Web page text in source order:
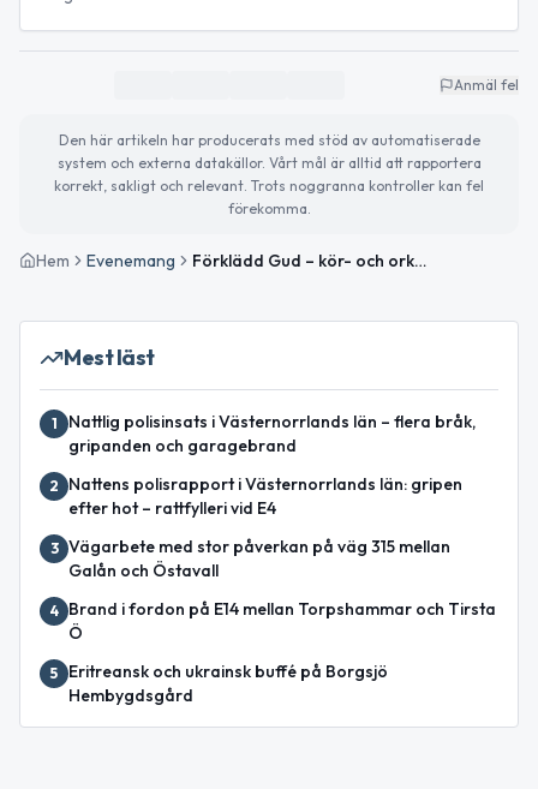
Anmäl fel
Den här artikeln har producerats med stöd av automatiserade
system och externa datakällor. Vårt mål är alltid att rapportera
korrekt, sakligt och relevant. Trots noggranna kontroller kan fel
förekomma.
Hem Evenemang Förklädd Gud – kör- och orkesterkonsert
Mest läst
1
Nattlig polisinsats i Västernorrlands län – flera bråk,
gripanden och garagebrand
2
Nattens polisrapport i Västernorrlands län: gripen
efter hot – rattfylleri vid E4
3 Vägarbete med stor påverkan på väg 315 mellan
Galån och Östavall
4
Brand i fordon på E14 mellan Torpshammar och Tirsta
Ö
5
Eritreansk och ukrainsk buffé på Borgsjö
Hembygdsgård